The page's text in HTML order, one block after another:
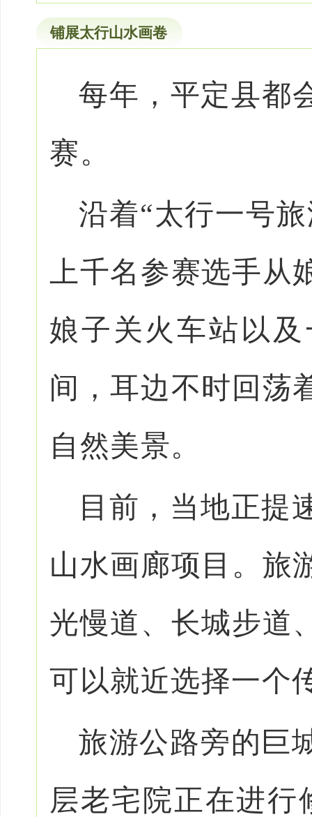
铺展太行山水画卷
每年，平定县都
赛。
沿着“太行一号
上千名参赛选手
娘子关火车站以
间，耳边不时回荡
自然美景。
目前，当地正提
山水画廊项目。旅
光慢道、长城步道
可以就近选择一个
旅游公路旁的巨
层老宅院正在进行